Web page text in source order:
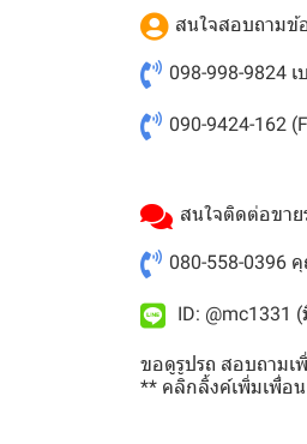
สนใจสอบถามข้
098-998-9824 เ
090-9424-162
สนใจติดต่อขาย
080-558-0396
ID: @mc1331
ขอดูรูปรถ สอบถามเ
** คลิกลิ้งค์เพิ่มเพื่อน